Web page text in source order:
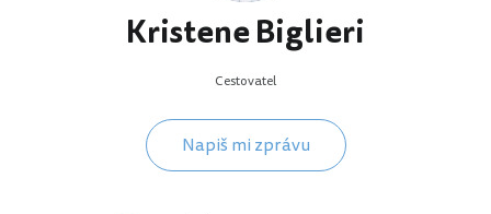
Kristene Biglieri
Cestovatel
Napiš mi zprávu